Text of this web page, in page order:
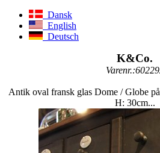
Dansk
English
Deutsch
K&Co.
Antik oval fransk glas Dome / Globe
H: 30cm...